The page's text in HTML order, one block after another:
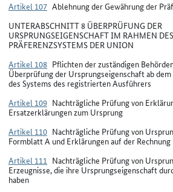
Artikel 107 Ablehnung der Gewährung der
UNTERABSCHNITT 8 ÜBERPRÜFUNG DER
URSPRUNGSEIGENSCHAFT IM RAHMEN
PRÄFERENZSYSTEMS DER UNION
Artikel 108 Pflichten der zuständigen
Überprüfung der Ursprungseigenschaft ab
des Systems des registrierten Ausführers
Artikel 109 Nachträgliche Prüfung von
Ersatzerklärungen zum Ursprung
Artikel 110 Nachträgliche Prüfung von
Formblatt A und Erklärungen auf der Rechnung
Artikel 111 Nachträgliche Prüfung von
Erzeugnisse, die ihre Ursprungseigenschaft
haben